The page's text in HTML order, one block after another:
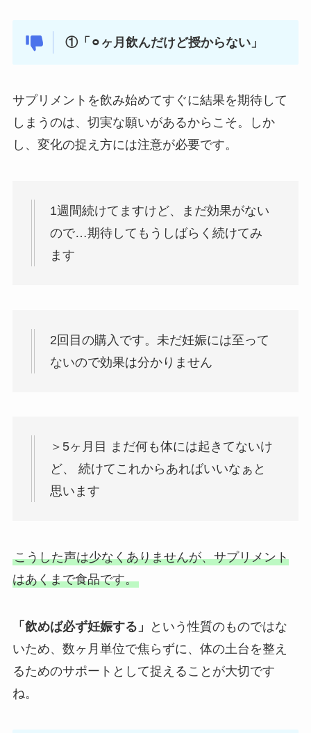
①「⚪︎ヶ月飲んだけど授からない」
サプリメントを飲み始めてすぐに結果を期待して
しまうのは、切実な願いがあるからこそ。しか
し、変化の捉え方には注意が必要です。
1週間続けてますけど、まだ効果がない
ので…期待してもうしばらく続けてみ
ます
2回目の購入です。未だ妊娠には至って
ないので効果は分かりません
＞5ヶ月目 まだ何も体には起きてないけ
ど、 続けてこれからあればいいなぁと
思います
こうした声は少なくありませんが、サプリメント
はあくまで食品です。
「飲めば必ず妊娠する」
という性質のものではな
いため、数ヶ月単位で焦らずに、体の土台を整え
るためのサポートとして捉えることが大切です
ね。